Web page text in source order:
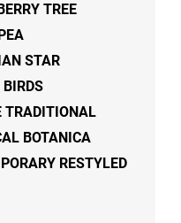
TREE
STAR
TRADITIONAL
BOTANICA
RESTYLED